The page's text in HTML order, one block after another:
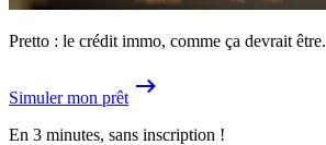
Pretto : le crédit immo, comme ça devrait être.
Simuler mon prêt
En 3 minutes, sans inscription !